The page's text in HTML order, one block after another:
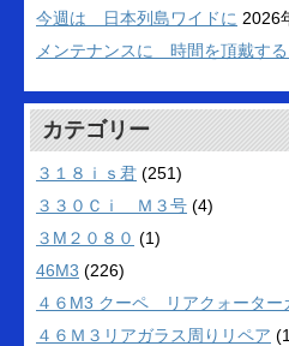
今週は 日本列島ワイドに 2026
メンテナンスに 時間を頂戴する
カテゴリー
３１８ｉｓ君 (251)
３３０Ｃｉ Ｍ３号 (4)
３M２０８０ (1)
46M3 (226)
４６M3 クーペ リアクォーター
４６Ｍ３リアガラス周りリペア